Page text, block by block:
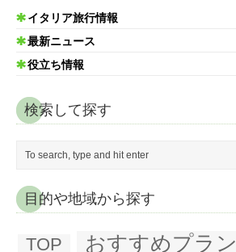
イタリア旅行情報
最新ニュース
役立ち情報
検索して探す
目的や地域から探す
TOP おすすめプラン